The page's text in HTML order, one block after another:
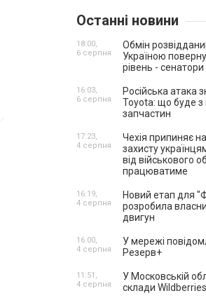
Останні новини
Обмін
Україною
рівень - сенатори
18:00,
6 серпня
Російська атака
Toyota: що буде з
запчастин
16:03,
6 серпня
Чехія припиняє
захисту
від військового
працюватиме
17:23,
4 серпня
Новий етап для
розробила
двигун
16:19,
4 серпня
У мережі
Резерв+
16:00,
4 серпня
У Московській
склади Wildberries
11:51,
4 серпня